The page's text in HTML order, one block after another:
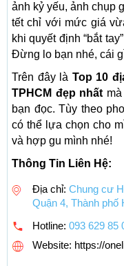
ảnh kỷ yếu, ảnh chụp
tết chỉ với mức giá
khi quyết định “bắt
Đừng lo bạn nhé, cái
Trên đây là Top 10
TPHCM đẹp nhất
bạn đọc. Tùy theo
có thể lựa chọn cho
và hợp gu mình nhé!
Thông Tin Liên Hệ:
Địa chỉ: Chung cư
Quận 4, Thành phố
Hotline: 093 629 85
Website: https://